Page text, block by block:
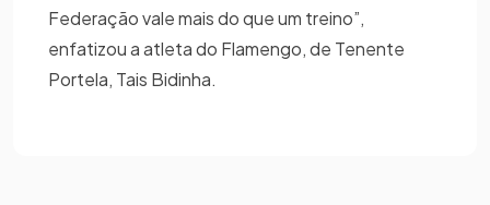
Federação vale mais do que um treino”,
enfatizou a atleta do Flamengo, de Tenente
Portela, Tais Bidinha.